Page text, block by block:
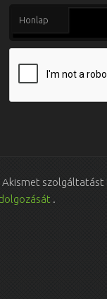
Honlap
Akismet
.